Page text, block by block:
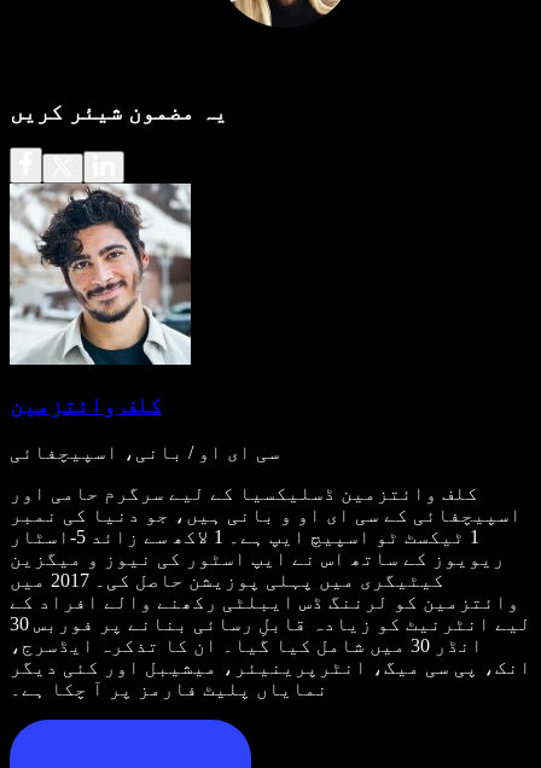
یہ مضمون شیئر کریں
کلف وائتزمین
سی ای او / بانی، اسپیچفائی
کلف وائتزمین ڈسلیکسیا کے لیے سرگرم حامی اور
اسپیچفائی کے سی ای او و بانی ہیں، جو دنیا کی نمبر
1 ٹیکسٹ ٹو اسپیچ ایپ ہے۔ 1 لاکھ سے زائد 5-اسٹار
ریویوز کے ساتھ اس نے ایپ اسٹور کی نیوز و میگزین
کیٹیگری میں پہلی پوزیشن حاصل کی۔ 2017 میں
وائتزمین کو لرننگ ڈس ایبلٹی رکھنے والے افراد کے
لیے انٹرنیٹ کو زیادہ قابلِ رسائی بنانے پر فوربس 30
انڈر 30 میں شامل کیا گیا۔ ان کا تذکرہ ایڈسرج،
انک، پی سی میگ، انٹرپرینیئر، میشیبل اور کئی دیگر
نمایاں پلیٹ فارمز پر آ چکا ہے۔